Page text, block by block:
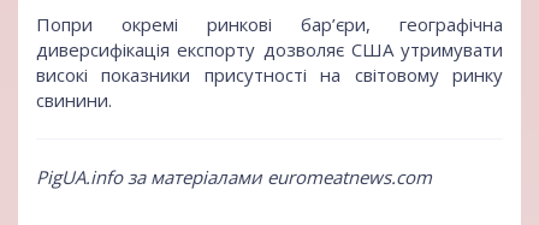
Попри окремі ринкові бар’єри, географічна
диверсифікація експорту дозволяє США утримувати
високі показники присутності на світовому ринку
свинини.
PigUA.info за матеріалами euromeatnews.com